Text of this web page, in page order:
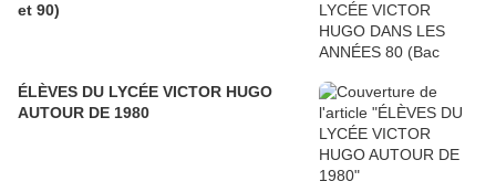
et 90)
ÉLÈVES DU LYCÉE VICTOR HUGO
AUTOUR DE 1980